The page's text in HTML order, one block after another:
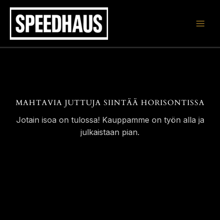
Siirry
sisältöön
MAHTAVIA JUTTUJA SIINTÄÄ HORISONTISSA
Jotain isoa on tulossa! Kauppamme on työn alla ja
julkaistaan pian.